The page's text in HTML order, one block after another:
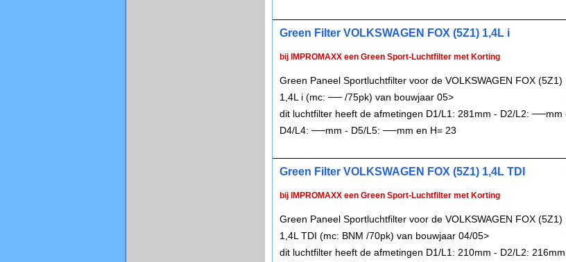
Green Filter VOLKSWAGEN FOX (5Z1) 1,4L i
bij IMPROMAXX een Green Sport-Luchtfilter met Korting
Green Paneel Sportluchtfilter voor de VOLKSWAGEN FOX (5Z1)
1,4L i (mc: ── /75pk) van bouwjaar 05>
dit luchtfilter heeft de afmetingen D1/L1: 281mm - D2/L2: ──mm
D4/L4: ──mm - D5/L5: ──mm en H= 23
Green Filter VOLKSWAGEN FOX (5Z1) 1,4L TDI
bij IMPROMAXX een Green Sport-Luchtfilter met Korting
Green Paneel Sportluchtfilter voor de VOLKSWAGEN FOX (5Z1)
1,4L TDI (mc: BNM /70pk) van bouwjaar 04/05>
dit luchtfilter heeft de afmetingen D1/L1: 210mm - D2/L2: